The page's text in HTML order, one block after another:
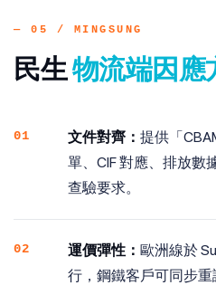
— 05 / MINGSUNG
民生物流端因應
01 文件對齊： 提供「
單、CIF 對應、排放數
查驗要求。
02 運價彈性： 歐洲線於
行，鋼鐵客戶可同步